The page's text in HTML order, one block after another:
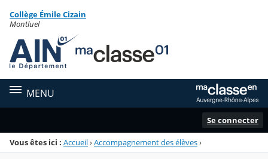
Menu de la rubrique
Contenu
Collège Émile Cizain
Montluel
MENU
Se connecter
Vous êtes ici : Accueil›Accompagnement des élèves›